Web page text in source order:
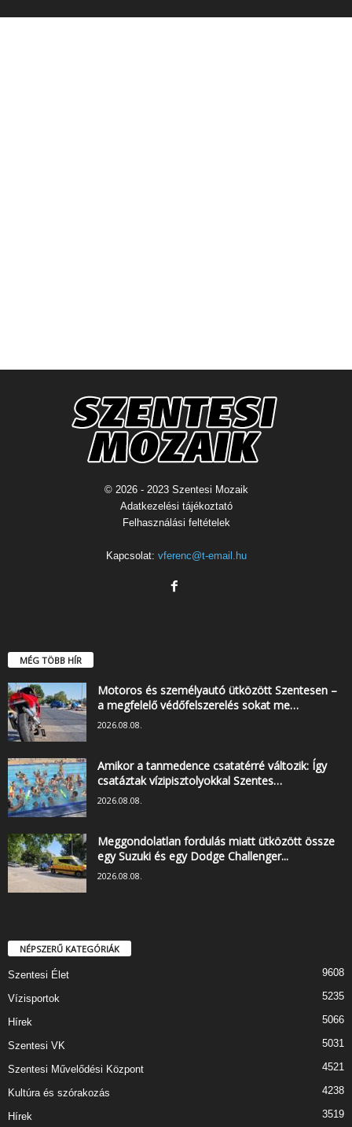
© 2026 - 2023 Szentesi Mozaik
Adatkezelési tájékoztató
Felhasználási feltételek
Kapcsolat: vferenc@t-email.hu
MÉG TÖBB HÍR
Motoros és személyautó ütközött Szentesen –
a megfelelő védőfelszerelés sokat me…
2026.08.08.
Amikor a tanmedence csatatérré változik: Így
csatáztak vízipisztolyokkal Szentes…
2026.08.08.
Meggondolatlan fordulás miatt ütközött össze
egy Suzuki és egy Dodge Challenger...
2026.08.08.
NÉPSZERŰ KATEGÓRIÁK
Szentesi Élet 9608
Vízisportok 5235
Hírek 5066
Szentesi VK 5031
Szentesi Művelődési Központ 4521
Kultúra és szórakozás 4238
Hírek 3519